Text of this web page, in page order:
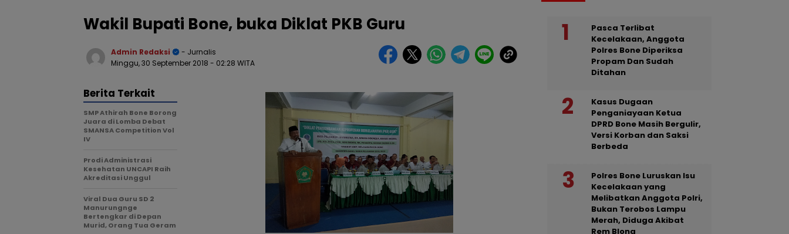
Wakil Bupati Bone, buka Diklat PKB Guru
Admin Redaksi
- Jurnalis
Minggu, 30 September 2018 - 02:28 WITA
Berita Terkait
SMP Athirah Bone Borong
Juara di Lomba Debat
SMANSA Competition Vol
IV
Prodi Administrasi
Kesehatan UNCAPI Raih
Akreditasi Unggul
Viral Dua Guru SD 2
Manurungnge
Bertengkar di Depan
Murid, Orang Tua Geram
Pasca Terlibat
Kecelakaan, Anggota
Polres Bone Diperiksa
Propam Dan Sudah
Ditahan
Kasus Dugaan
Penganiayaan Ketua
DPRD Bone Masih Bergulir,
Versi Korban dan Saksi
Berbeda
Polres Bone Luruskan Isu
Kecelakaan yang
Melibatkan Anggota Polri,
Bukan Terobos Lampu
Merah, Diduga Akibat
Rem Blong